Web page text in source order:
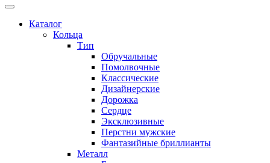
Каталог
Кольца
Тип
Обручальные
Помолвочные
Классические
Дизайнерские
Дорожка
Сердце
Эксклюзивные
Перстни мужские
Фантазийные бриллианты
Металл